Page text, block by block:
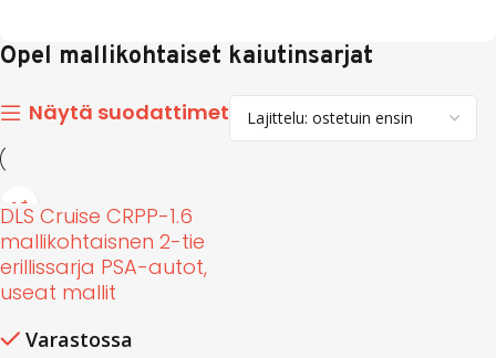
Opel mallikohtaiset kaiutinsarjat
Näytä suodattimet
DLS Cruise CRPP-1.6
mallikohtaisnen 2-tie
erillissarja PSA-autot,
useat mallit
Varastossa